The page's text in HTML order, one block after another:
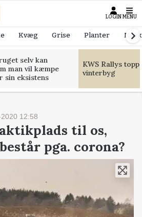
LOGIN MENU
Kvæg Grise Planter
selv kan
man vil kæmpe
sin eksistens
KWS Rallys
vinterbyg
12:58
til os,
pga. corona?